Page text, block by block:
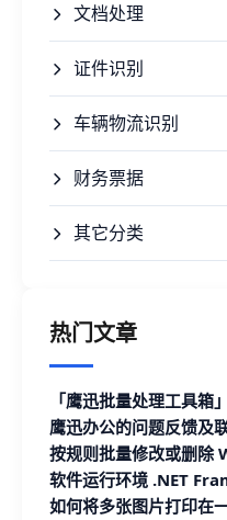
文档处理
证件识别
车辆物流识别
财务票据
其它分类
热门文章
「鹰迅批量处理工具箱
鹰迅办公的问题反馈及
按规则批量修改或删除
软件运行环境 .NET
如何将多张图片打印在